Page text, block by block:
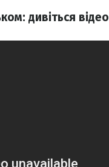
дивіться відео